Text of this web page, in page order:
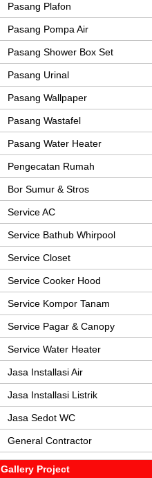
Pasang Plafon
Pasang Pompa Air
Pasang Shower Box Set
Pasang Urinal
Pasang Wallpaper
Pasang Wastafel
Pasang Water Heater
Pengecatan Rumah
Bor Sumur & Stros
Service AC
Service Bathub Whirpool
Service Closet
Service Cooker Hood
Service Kompor Tanam
Service Pagar & Canopy
Service Water Heater
Jasa Installasi Air
Jasa Installasi Listrik
Jasa Sedot WC
General Contractor
Gallery Project